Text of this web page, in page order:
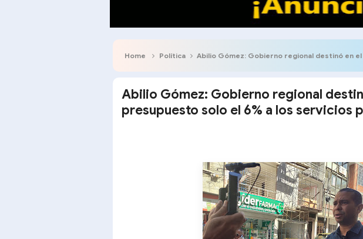
Home Política Abilio Gómez: Gobierno regional destinó en el 2023 en su
Abilio Gómez: Gobierno regional
presupuesto solo el 6% a los servicios